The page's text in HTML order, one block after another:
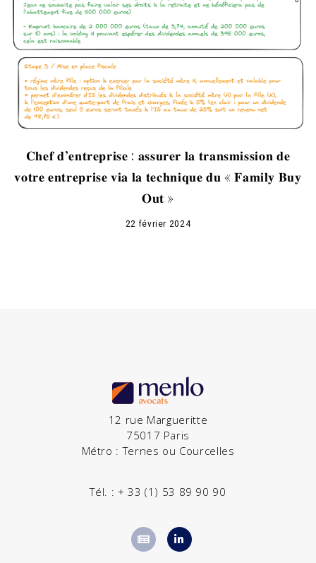
𝐂𝐡𝐞𝐟 𝐝’𝐞𝐧𝐭𝐫𝐞𝐩𝐫𝐢𝐬𝐞 : 𝐚𝐬𝐬𝐮𝐫𝐞𝐫 𝐥𝐚 𝐭𝐫𝐚𝐧𝐬𝐦𝐢𝐬𝐬𝐢𝐨𝐧 𝐝𝐞
𝐯𝐨𝐭𝐫𝐞 𝐞𝐧𝐭𝐫𝐞𝐩𝐫𝐢𝐬𝐞 𝐯𝐢𝐚 𝐥𝐚 𝐭𝐞𝐜𝐡𝐧𝐢𝐪𝐮𝐞 𝐝𝐮 « 𝐅𝐚𝐦𝐢𝐥𝐲 𝐁𝐮𝐲
𝐎𝐮𝐭 »
22 février 2024
12 rue Margueritte
75017 Paris
Métro : Ternes ou Courcelles
Tél. : + 33 (1) 53 89 90 90